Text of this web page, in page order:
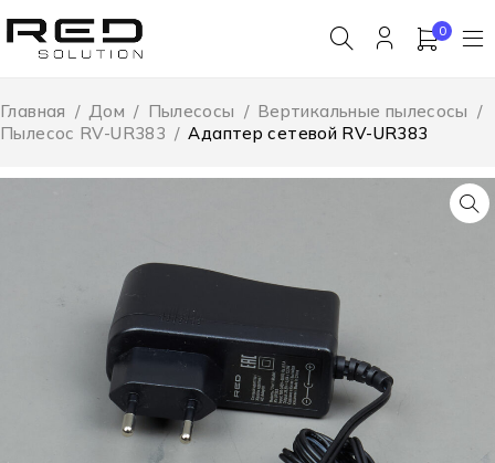
0
Главная / Дом / Пылесосы / Вертикальные пылесосы /
Пылесос RV-UR383 / Адаптер сетевой RV-UR383